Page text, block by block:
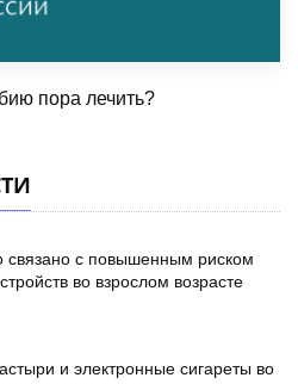
пора лечить?
связано с повышенным риском
во взрослом возрасте
и электронные сигареты во